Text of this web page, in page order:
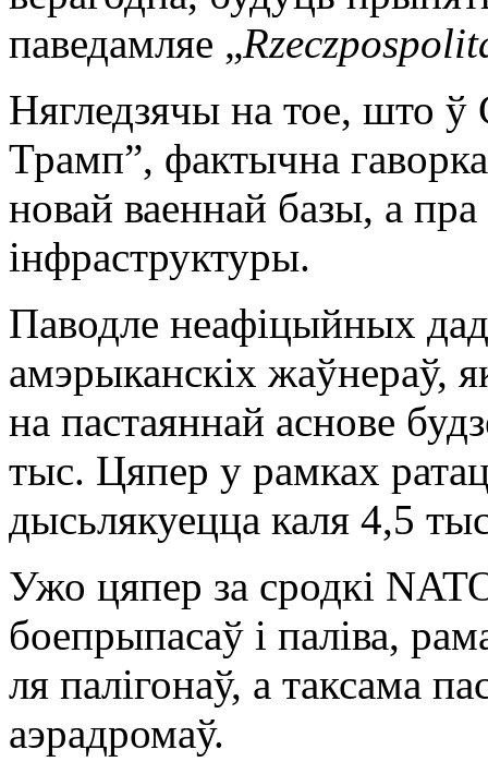
паведамляе „
Нягледзячы на тое, што
Трамп”, фактычна
новай ваеннай базы, а
інфраструктуры.
Паводле неафіцыйных
амэрыканскіх жаўнераў,
на пастаяннай аснове
тыс. Цяпер у рамках
дысьлякуецца каля 4,5
Ужо цяпер за сродкі
боепрыпасаў і паліва,
ля палігонаў, а таксама
аэрадромаў.